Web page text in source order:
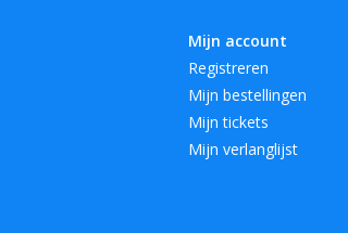
Mijn account
Registreren
Mijn bestellingen
Mijn tickets
Mijn verlanglijst